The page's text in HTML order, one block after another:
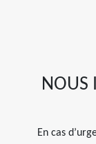
NOUS
En cas